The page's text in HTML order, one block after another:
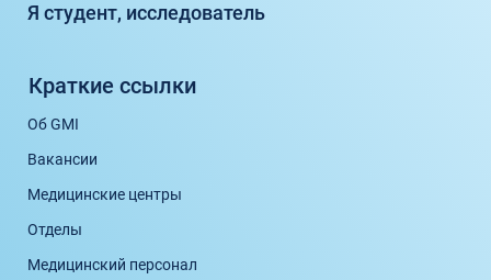
Я студент, исследователь
Краткие ссылки
Об GMI
Вакансии
Медицинские центры
Отделы
Медицинский персонал